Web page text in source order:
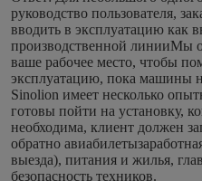
руководство пользователя,
вводить в эксплуатацию как
производственной линииМы
ваше рабочее место, чтобы
эксплуатацию, пока машины
Sinolion имеет несколько
готовы пойти на установку,
необходима, клиент должен
обратно
выезда), питания и жилья,
безопасность техников.